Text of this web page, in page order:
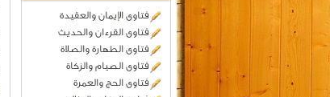
فتاوى الإيمان والعقيدة
فتاوى القرءان والحديث
فتاوى الطهارة والصلاة
فتاوى الصيام والزكاة
فتاوى الحج والعمرة